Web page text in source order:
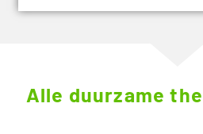
Alle duurzame